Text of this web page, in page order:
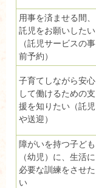
用事を済ませる間、
託児をお願いしたい
（託児サービスの事
前予約）
子育てしながら安心
して働けるための支
援を知りたい（託児
や送迎）
障がいを持つ子ども
（幼児）に、生活に
必要な訓練をさせた
い